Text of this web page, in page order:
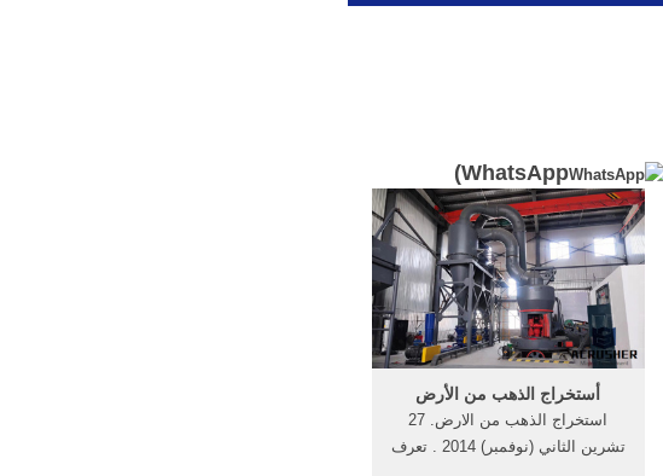
WhatsApp
)
أستخراج الذهب من الأرض
استخراج الذهب من الارض. 27
تشرين الثاني (نوفمبر) 2014 . تعرف